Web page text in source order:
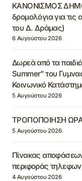
ΚΑΝΟΝΙΣΜΟΣ
δρομολόγια για τις
του Δ. Δράμας)
6 Αυγούστου 2026
Δωρεά από τα
Summer” του
Κοινωνικό
5 Αυγούστου 2026
ΤΡΟΠΟΠΟΙΗΣΗ
5 Αυγούστου 2026
Πίνακας
περιφοράς
4 Αυγούστου 2026